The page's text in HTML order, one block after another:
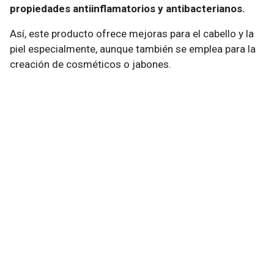
propiedades antiinflamatorios y antibacterianos.
Así, este producto ofrece mejoras para el cabello y la
piel especialmente, aunque también se emplea para la
creación de cosméticos o jabones.